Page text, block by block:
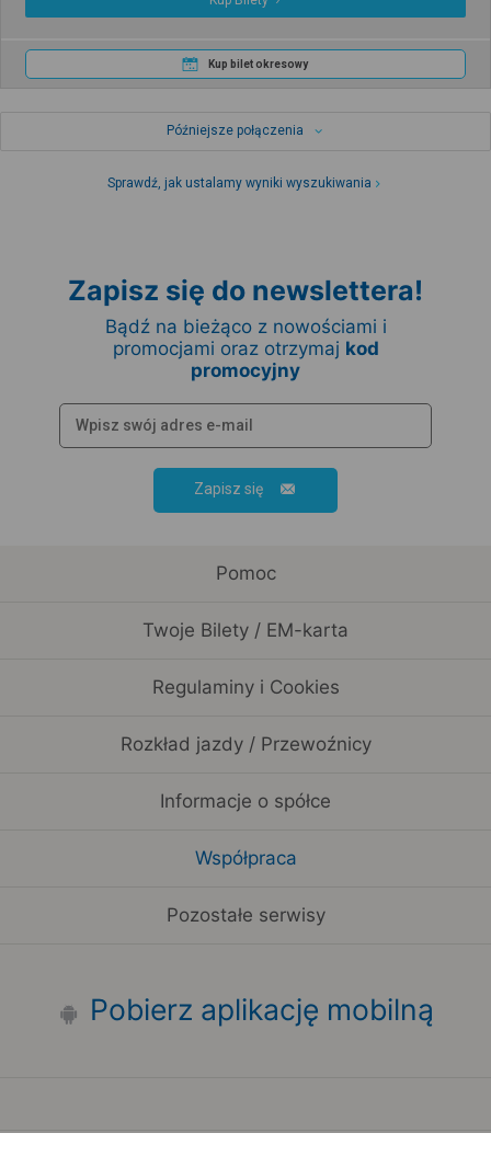
Kup bilet okresowy
Późniejsze połączenia
Sprawdź, jak ustalamy wyniki wyszukiwania
Zapisz się do newslettera!
Bądź na bieżąco z nowościami i
promocjami oraz otrzymaj kod
promocyjny
Zapisz się
Pomoc
Twoje Bilety / EM-karta
Regulaminy i Cookies
Rozkład jazdy / Przewoźnicy
Informacje o spółce
Współpraca
Pozostałe serwisy
Pobierz aplikację mobilną